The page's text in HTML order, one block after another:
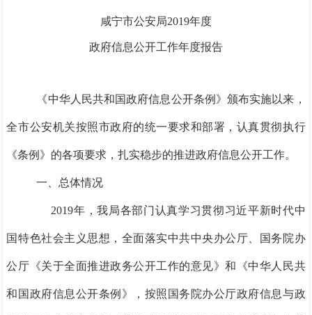
咸宁市公安局2019年度
政府信息公开工作年度报告
《中华人民共和国政府信息公开条例》颁布实施以来，
全市公安机关按照市政府的统一要求和部署，认真贯彻执行
《条例》的各项要求，扎实稳步的推进政府信息公开工作。
一、总体情况
2019年，我局各部门认真学习贯彻习近平新时代中
国特色社会主义思想，全面落实中共中央办公厅、国务院办
公厅《关于全面推进政务公开工作的意见》和《中华人民共
和国政府信息公开条例》，按照国务院办公厅政府信息与政